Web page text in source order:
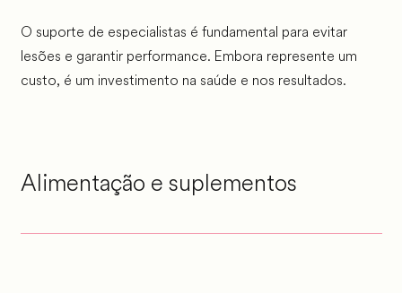
O suporte de especialistas é fundamental para evitar
lesões e garantir performance. Embora represente um
custo, é um investimento na saúde e nos resultados.
Alimentação e suplementos